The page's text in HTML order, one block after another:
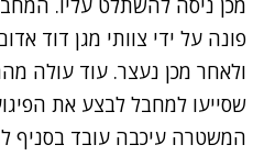
מכן ניסה להשתלט עליו.
פונה על ידי צוותי מגן דוד
ולאחר מכן נעצר. עוד עולה
שסייעו למחבל לבצע את
המשטרה עיכבה עובד בסניף